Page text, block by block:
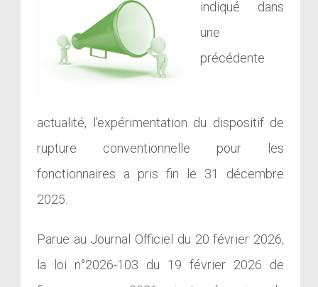
indiqué dans
une
précédente
actualité, l’expérimentation du dispositif de
rupture conventionnelle pour les
fonctionnaires a pris fin le 31 décembre
2025.
Parue au Journal Officiel du 20 février 2026,
la loi n°2026-103 du 19 février 2026 de